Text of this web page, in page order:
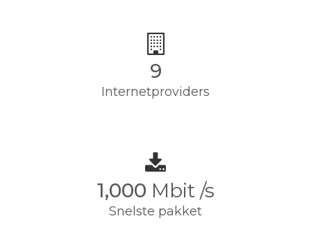
9
Internetproviders
1,000 Mbit /s
Snelste pakket